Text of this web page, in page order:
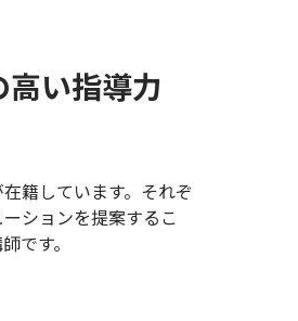
い指導力
籍しています。それぞ
ションを提案するこ
です。